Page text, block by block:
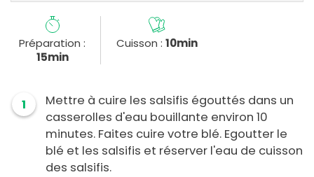
Préparation :
15min
Cuisson : 10min
1
Mettre à cuire les salsifis égouttés dans un
casserolles d'eau bouillante environ 10
minutes. Faites cuire votre blé. Egoutter le
blé et les salsifis et réserver l'eau de cuisson
des salsifis.